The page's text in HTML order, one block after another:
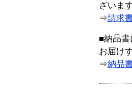
ざいます
⇒請求
■納品書
お届け
⇒納品